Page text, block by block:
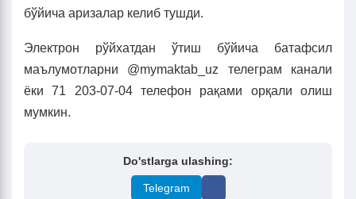
бўйича аризалар келиб тушди.
Электрон рўйхатдан ўтиш бўйича батафсил
маълумотларни @mymaktab_uz телеграм канали
ёки 71 203-07-04 телефон рақами орқали олиш
мумкин.
Do'stlarga ulashing:
Telegram